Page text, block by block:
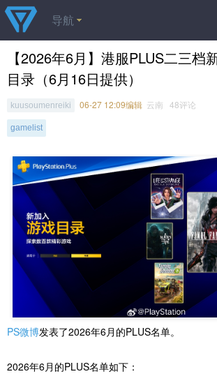
导航
【2026年6月】港服PLUS二三档
目录（6月16日提供）
kuusoumenreiki 06-27 12:09编辑 云南 48评论
gamelist
PS微博发表了2026年6月的PLUS名单。
2026年6月的PLUS名单如下：